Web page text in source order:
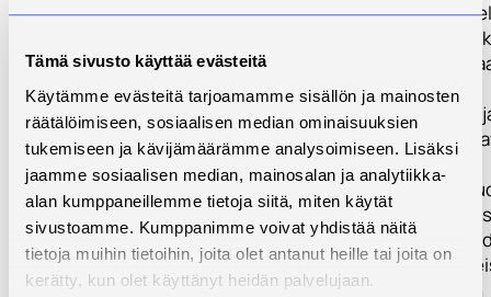
Tämä sivusto käyttää evästeitä
Käytämme evästeitä tarjoamamme sisällön ja mainosten
räätälöimiseen, sosiaalisen median ominaisuuksien
tukemiseen ja kävijämäärämme analysoimiseen. Lisäksi
jaamme sosiaalisen median, mainosalan ja analytiikka-
alan kumppaneillemme tietoja siitä, miten käytät
sivustoamme. Kumppanimme voivat yhdistää näitä
tietoja muihin tietoihin, joita olet antanut heille tai joita on
kerätty, kun olet käyttänyt heidän palvelujaan.
Hankkeessa
olevilla
on hyvä alan
asiantuntemus
opettajat
kiinteästi alan
tutkimusta ja
tiedon
Yhteistyötä
erikoistuneiden